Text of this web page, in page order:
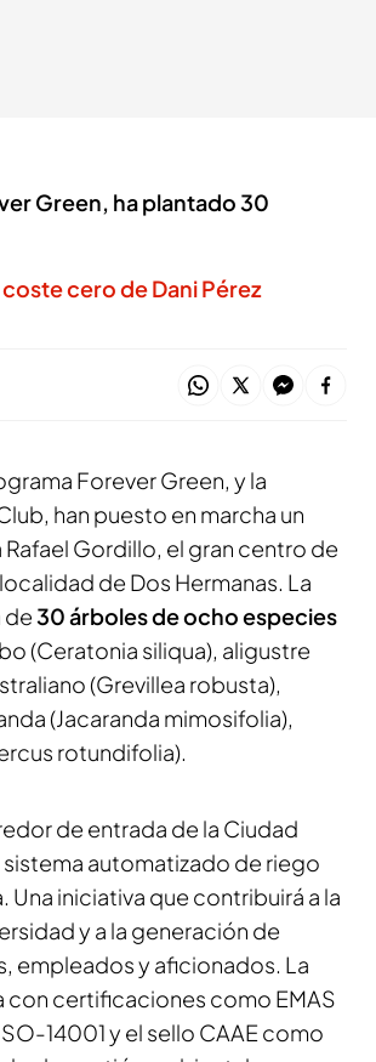
Green, ha plantado 30
cero de Dani Pérez
Forever Green, y la
han puesto en marcha un
Gordillo, el gran centro de
de Dos Hermanas. La
de30 árboles de ocho especies
(Ceratonia siliqua), aligustre
(Grevillea robusta),
(Jacaranda mimosifolia),
rotundifolia).
de entrada de la Ciudad
automatizado de riego
iniciativa que contribuirá a la
y a la generación de
empleados y aficionados. La
con certificaciones como EMAS
14001 y el sello CAAE como